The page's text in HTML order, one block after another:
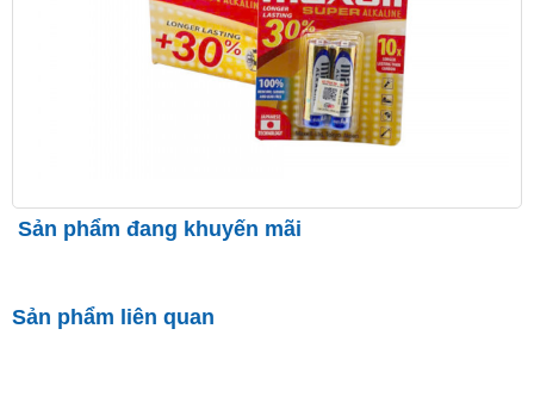
Sản phẩm đang khuyến mãi
Sản phẩm liên quan